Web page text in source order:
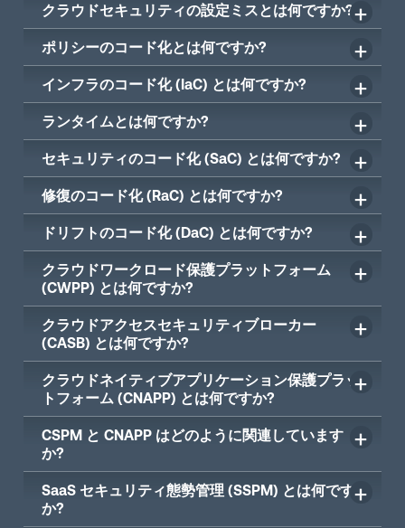
クラウドセキュリティの設定ミスとは何ですか?
ポリシーのコード化とは何ですか?
インフラのコード化 (IaC) とは何ですか?
ランタイムとは何ですか?
セキュリティのコード化 (SaC) とは何ですか?
修復のコード化 (RaC) とは何ですか?
ドリフトのコード化 (DaC) とは何ですか?
クラウドワークロード保護プラットフォーム
(CWPP) とは何ですか?
クラウドアクセスセキュリティブローカー
(CASB) とは何ですか?
クラウドネイティブアプリケーション保護プラッ
トフォーム (CNAPP) とは何ですか?
CSPM と CNAPP はどのように関連しています
か?
SaaS セキュリティ態勢管理 (SSPM) とは何です
か?